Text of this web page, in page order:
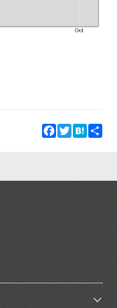
Facebook
TwitterHatena